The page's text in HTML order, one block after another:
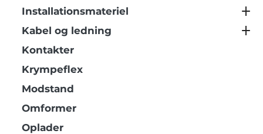
Installationsmateriel
Kabel og ledning
Kontakter
Krympeflex
Modstand
Omformer
Oplader